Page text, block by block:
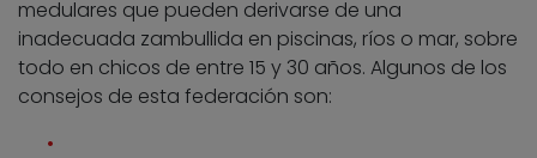
medulares que pueden derivarse de una
inadecuada zambullida en piscinas, ríos o mar, sobre
todo en chicos de entre 15 y 30 años. Algunos de los
consejos de esta federación son: